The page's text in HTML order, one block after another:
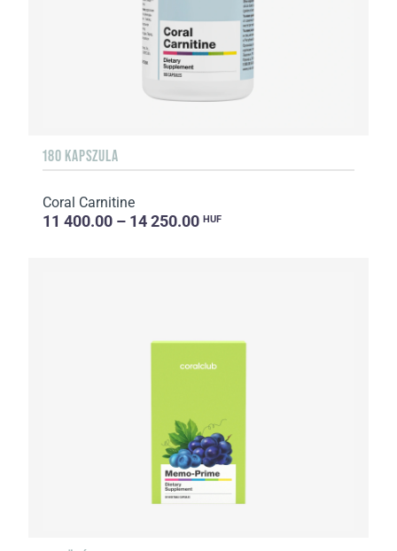
180 KAPSZULA
Coral Carnitine
11 400.00 – 14 250.00 HUF